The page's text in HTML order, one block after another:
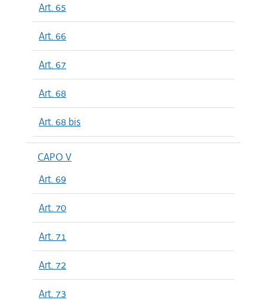
Art. 65
Art. 66
Art. 67
Art. 68
Art. 68 bis
CAPO V
Art. 69
Art. 70
Art. 71
Art. 72
Art. 73